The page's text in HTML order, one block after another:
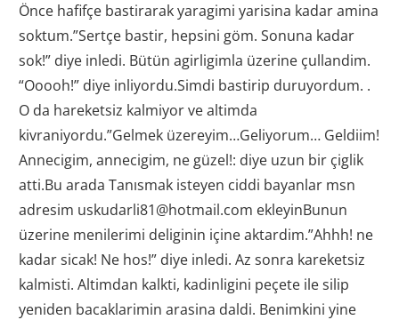
Önce hafifçe bastirarak yaragimi yarisina kadar amina
soktum.”Sertçe bastir, hepsini göm. Sonuna kadar
sok!” diye inledi. Bütün agirligimla üzerine çullandim.
“Ooooh!” diye inliyordu.Simdi bastirip duruyordum. .
O da hareketsiz kalmiyor ve altimda
kivraniyordu.”Gelmek üzereyim…Geliyorum… Geldiim!
Annecigim, annecigim, ne güzel!: diye uzun bir çiglik
atti.Bu arada Tanısmak isteyen ciddi bayanlar msn
adresim uskudarli81@hotmail.com ekleyinBunun
üzerine menilerimi deliginin içine aktardim.”Ahhh! ne
kadar sicak! Ne hos!” diye inledi. Az sonra kareketsiz
kalmisti. Altimdan kalkti, kadinligini peçete ile silip
yeniden bacaklarimin arasina daldi. Benimkini yine